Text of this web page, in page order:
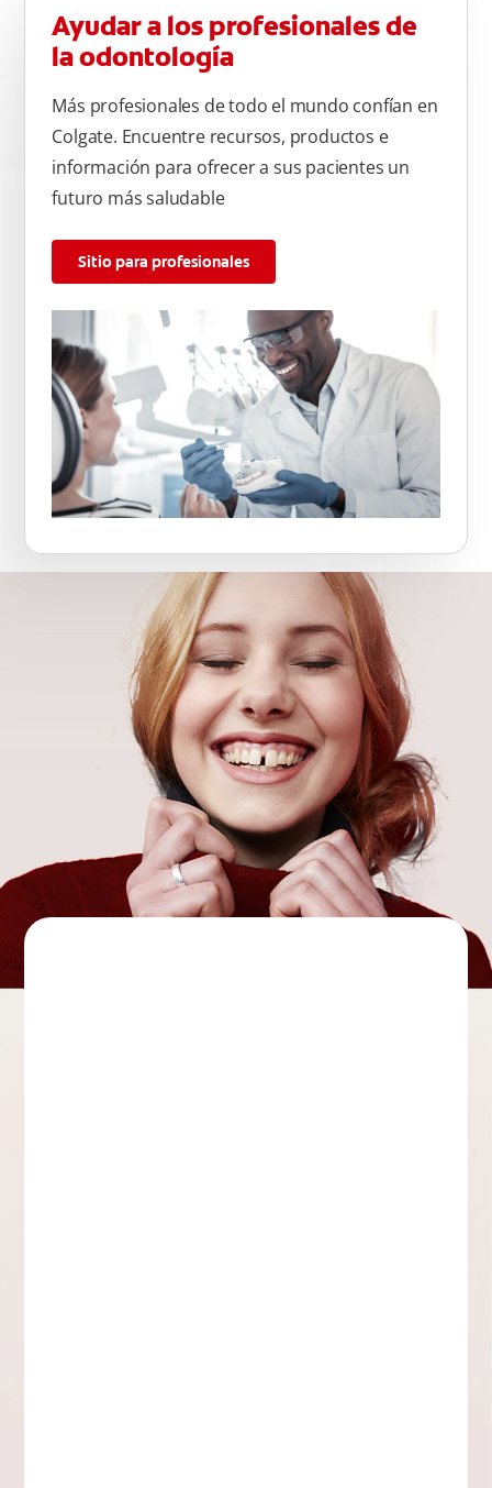
Ayudar a los profesionales de
la odontología
Más profesionales de todo el mundo confían en
Colgate. Encuentre recursos, productos e
información para ofrecer a sus pacientes un
futuro más saludable
Sitio para profesionales